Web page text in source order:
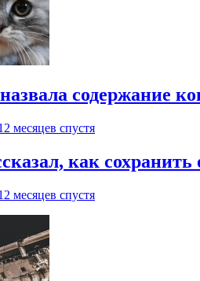
содержание
месяцев спустя
как
месяцев спустя